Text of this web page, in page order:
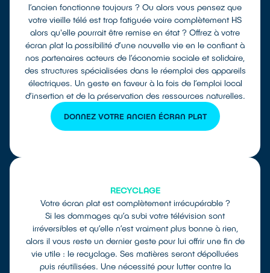
l’ancien fonctionne toujours ? Ou alors vous pensez que
votre vieille télé est trop fatiguée voire complètement HS
alors qu'elle pourrait être remise en état ? Offrez à votre
écran plat la possibilité d’une nouvelle vie en le confiant à
nos partenaires acteurs de l’économie sociale et solidaire,
des structures spécialisées dans le réemploi des appareils
électriques. Un geste en faveur à la fois de l’emploi local
d’insertion et de la préservation des ressources naturelles.
DONNEZ VOTRE ANCIEN ÉCRAN PLAT
RECYCLAGE
Votre écran plat est complètement irrécupérable ?
Si les dommages qu’a subi votre télévision sont
irréversibles et qu’elle n’est vraiment plus bonne à rien,
alors il vous reste un dernier geste pour lui offrir une fin de
vie utile : le recyclage. Ses matières seront dépolluées
puis réutilisées. Une nécessité pour lutter contre la